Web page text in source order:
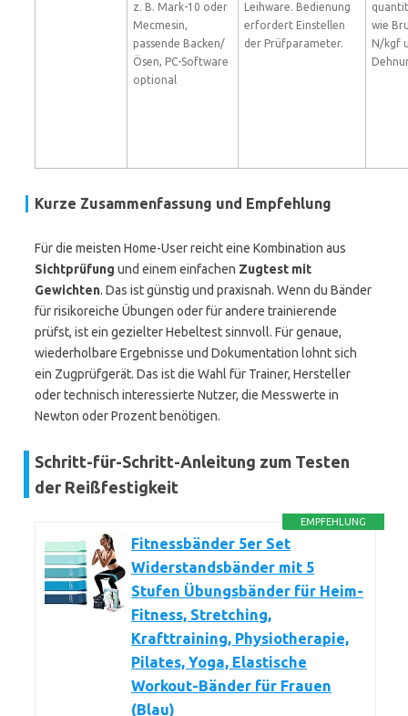
z. B. Mark-10 oder
Mecmesin,
passende Backen/
Ösen, PC-Software
optional
Leihware. Bedienung
erfordert Einstellen
der Prüfparameter.
wie
N/kgf
Kurze Zusammenfassung und Empfehlung
Für die meisten Home-User reicht eine Kombination aus
Sichtprüfung und einem einfachen Zugtest mit
Gewichten. Das ist günstig und praxisnah. Wenn du Bänder
für risikoreiche Übungen oder für andere trainierende
prüfst, ist ein gezielter Hebeltest sinnvoll. Für genaue,
wiederholbare Ergebnisse und Dokumentation lohnt sich
ein Zugprüfgerät. Das ist die Wahl für Trainer, Hersteller
oder technisch interessierte Nutzer, die Messwerte in
Newton oder Prozent benötigen.
Schritt-für-Schritt-Anleitung zum Testen
der Reißfestigkeit
EMPFEHLUNG
Fitnessbänder 5er Set
Widerstandsbänder mit 5
Stufen Übungsbänder für Heim-
Fitness, Stretching,
Krafttraining, Physiotherapie,
Pilates, Yoga, Elastische
Workout-Bänder für Frauen
(Blau)